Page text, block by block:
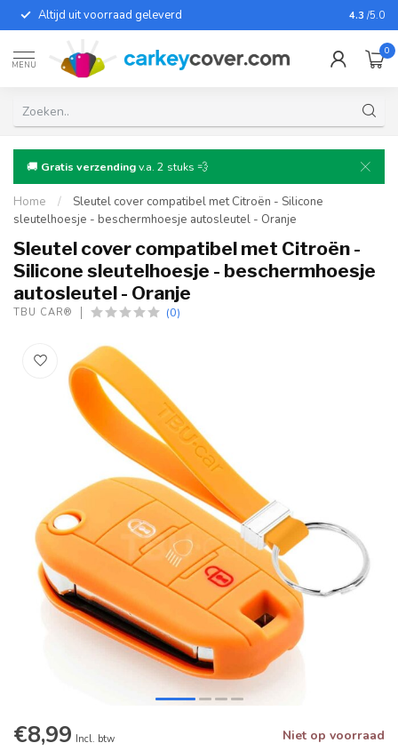
Altijd uit voorraad geleverd Voor
4.3 /5.0
MENU
0
🚚 Gratis verzendingv.a. 2 stuks 💨
Home /
Sleutel cover compatibel met Citroën - Silicone
sleutelhoesje - beschermhoesje autosleutel - Oranje
Sleutel cover compatibel met Citroën -
Silicone sleutelhoesje - beschermhoesje
autosleutel - Oranje
TBU CAR® (0)
€8,99 Incl. btw Niet op voorraad